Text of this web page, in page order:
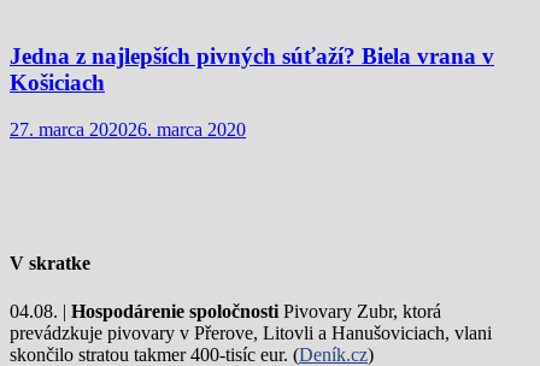
Jedna z najlepších pivných súťaží? Biela vrana v
Košiciach
27. marca 202026. marca 2020
V skratke
04.08. | Hospodárenie spoločnosti Pivovary Zubr, ktorá
prevádzkuje pivovary v Přerove, Litovli a Hanušoviciach, vlani
skončilo stratou takmer 400-tisíc eur. (Deník.cz)